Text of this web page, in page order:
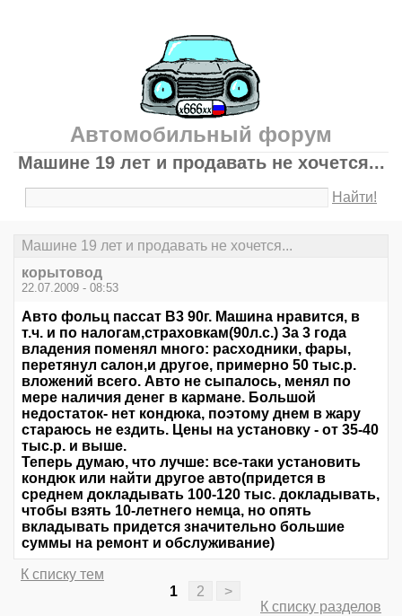
Автомобильный форум
Машине 19 лет и продавать не хочется...
Найти!
Машине 19 лет и продавать не хочется...
корытовод
22.07.2009 - 08:53
Авто фольц пассат В3 90г. Машина нравится, в
т.ч. и по налогам,страховкам(90л.с.) За 3 года
владения поменял много: расходники, фары,
перетянул салон,и другое, примерно 50 тыс.р.
вложений всего. Авто не сыпалось, менял по
мере наличия денег в кармане. Большой
недостаток- нет кондюка, поэтому днем в жару
стараюсь не ездить. Цены на установку - от 35-40
тыс.р. и выше.
Теперь думаю, что лучше: все-таки установить
кондюк или найти другое авто(придется в
среднем докладывать 100-120 тыс. докладывать,
чтобы взять 10-летнего немца, но опять
вкладывать придется значительно большие
суммы на ремонт и обслуживание)
К списку тем
1
2
>
К списку разделов